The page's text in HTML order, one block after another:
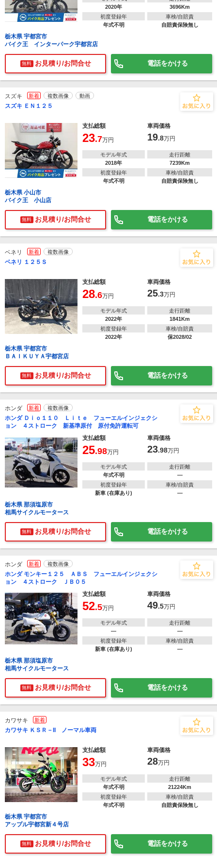
2020年
3696Km
初度登録年
年式不明
車検/自賠責
自賠責保険無し
栃木県 宇都宮市
バイク王 インターパーク宇都宮店
無料 お見積り/お問合せ 電話をかける
スズキ 新着 複数画像 動画
スズキ ＥＮ１２５
支払総額 車両価格
23.7万円 19.8万円
モデル年式
2018年
走行距離
7239Km
初度登録年
年式不明
車検/自賠責
自賠責保険無し
栃木県 小山市
バイク王 小山店
無料 お見積り/お問合せ 電話をかける
ベネリ 新着 複数画像
ベネリ １２５Ｓ
支払総額 車両価格
28.6万円 25.3万円
モデル年式
2022年
走行距離
1841Km
初度登録年
2022年
車検/自賠責
保2028/02
栃木県 宇都宮市
ＢＡＩＫＵＹＡ宇都宮店
無料 お見積り/お問合せ 電話をかける
ホンダ 新着 複数画像
ホンダ Ｄｉｏ１１０ Ｌｉｔｅ フューエルインジェクシ
ョン ４ストローク 新基準原付 原付免許運転可
支払総額
車両価格
25.98万円 23.98万円
モデル年式
年式不明
走行距離
―
初度登録年
新車 (在庫あり)
車検/自賠責
―
栃木県 那須塩原市
相馬サイクルモータース
無料 お見積り/お問合せ 電話をかける
ホンダ 新着 複数画像
ホンダ モンキー１２５ ＡＢＳ フューエルインジェクシ
ョン ４ストローク ＪＢ０５
支払総額
車両価格
52.5万円 49.5万円
モデル年式
―
走行距離
―
初度登録年
新車 (在庫あり)
車検/自賠責
―
栃木県 那須塩原市
相馬サイクルモータース
無料 お見積り/お問合せ 電話をかける
カワサキ 新着
カワサキ ＫＳＲ－II ノーマル車両
支払総額 車両価格
33万円 28万円
モデル年式
年式不明
走行距離
21224Km
初度登録年
年式不明
車検/自賠責
自賠責保険無し
栃木県 宇都宮市
アップル宇都宮新４号店
無料 お見積り/お問合せ 電話をかける